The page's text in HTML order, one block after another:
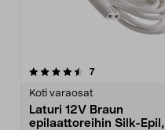
7arvostelut
Koti varaosat
Laturi 12V Braun
epilaattoreihin Silk-Epil,
4.5viidestä